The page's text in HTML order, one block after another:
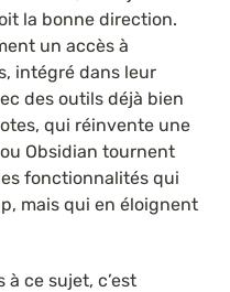
la bonne direction.
un accès à
intégré dans leur
des outils déjà bien
qui réinvente une
Obsidian tournent
fonctionnalités qui
mais qui en éloignent
ce sujet, c’est